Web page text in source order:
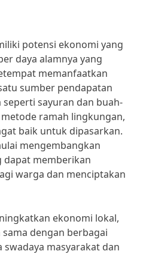
potensi ekonomi yang
daya alamnya yang
memanfaatkan
sumber pendapatan
sayuran dan buah-
ramah lingkungan,
baik untuk dipasarkan.
mengembangkan
dapat memberikan
warga dan menciptakan
ekonomi lokal,
dengan berbagai
masyarakat dan